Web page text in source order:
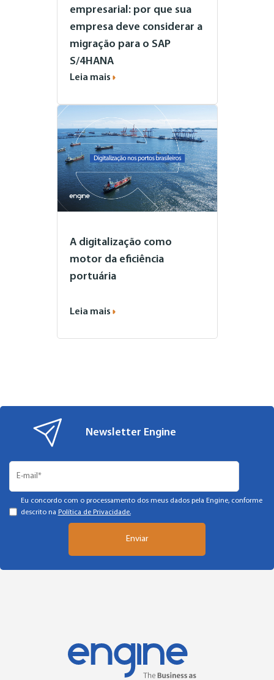
empresarial: por que sua
empresa deve considerar a
migração para o SAP
S/4HANA
Leia mais
A digitalização como
motor da eficiência
portuária
Leia mais
Newsletter Engine
Eu concordo com o processamento dos meus dados pela Engine, conforme
descrito na Política de Privacidade.